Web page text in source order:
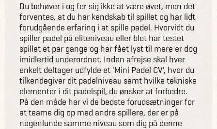
Du behøver i og for sig ikke at være øvet, men det
forventes, at du har kendskab til spillet og har lidt
forudgående erfaring i at spille padel. Hvorvidt du
spiller padel på eliteniveau eller blot har testet
spillet et par gange og har fået lyst til mere er dog
imidlertid underordnet. Inden afrejse skal hver
enkelt deltager udfylde et 'Mini Padel CV', hvor du
tilkendegiver dit padelniveau samt hvilke tekniske
elementer i dit padelspil, du ønsker at forbedre.
På den måde har vi de bedste forudsætninger for
at teame dig op med andre spillere, der er på
nogenlunde samme niveau som dig på denne